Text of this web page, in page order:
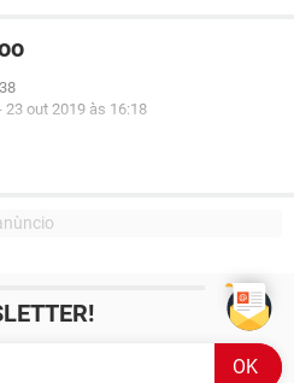
23 out 2019 às 16:18